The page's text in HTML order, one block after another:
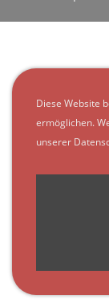
Diese Website
ermöglichen.
unserer